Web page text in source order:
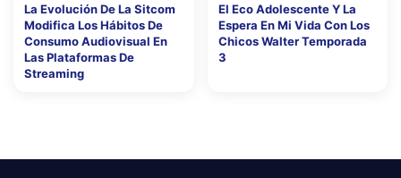
La Evolución De La Sitcom
Modifica Los Hábitos De
Consumo Audiovisual En
Las Plataformas De
Streaming
El Eco Adolescente Y La
Espera En Mi Vida Con Los
Chicos Walter Temporada
3